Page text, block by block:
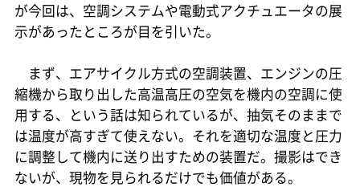
が今回は、空調システムや電動式アクチュエータの展
示があったところが目を引いた。
まず、エアサイクル方式の空調装置、エンジンの圧
縮機から取り出した高温高圧の空気を機内の空調に使
用する、という話は知られているが、抽気そのままで
は温度が高すぎて使えない。それを適切な温度と圧力
に調整して機内に送り出すための装置だ。撮影はでき
ないが、現物を見られるだけでも価値がある。